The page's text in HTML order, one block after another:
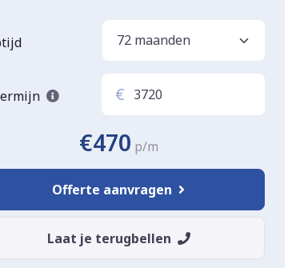
€
€470 p/m
Offerte aanvragen
Laat je terugbellen